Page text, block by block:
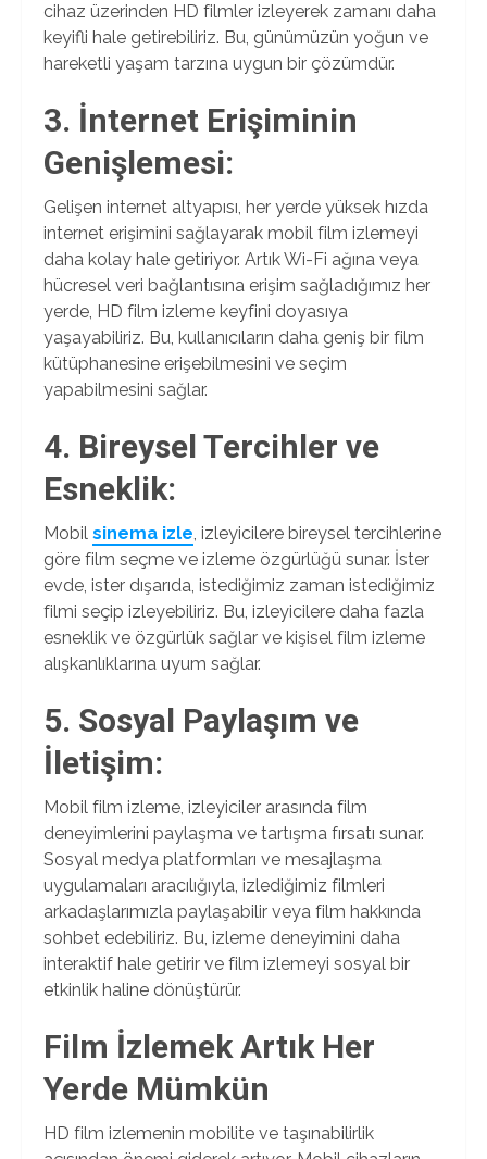
cihaz üzerinden HD filmler izleyerek zamanı daha
keyifli hale getirebiliriz. Bu, günümüzün yoğun ve
hareketli yaşam tarzına uygun bir çözümdür.
3. İnternet Erişiminin
Genişlemesi:
Gelişen internet altyapısı, her yerde yüksek hızda
internet erişimini sağlayarak mobil film izlemeyi
daha kolay hale getiriyor. Artık Wi-Fi ağına veya
hücresel veri bağlantısına erişim sağladığımız her
yerde, HD film izleme keyfini doyasıya
yaşayabiliriz. Bu, kullanıcıların daha geniş bir film
kütüphanesine erişebilmesini ve seçim
yapabilmesini sağlar.
4. Bireysel Tercihler ve
Esneklik:
Mobil sinema izle, izleyicilere bireysel tercihlerine
göre film seçme ve izleme özgürlüğü sunar. İster
evde, ister dışarıda, istediğimiz zaman istediğimiz
filmi seçip izleyebiliriz. Bu, izleyicilere daha fazla
esneklik ve özgürlük sağlar ve kişisel film izleme
alışkanlıklarına uyum sağlar.
5. Sosyal Paylaşım ve
İletişim:
Mobil film izleme, izleyiciler arasında film
deneyimlerini paylaşma ve tartışma fırsatı sunar.
Sosyal medya platformları ve mesajlaşma
uygulamaları aracılığıyla, izlediğimiz filmleri
arkadaşlarımızla paylaşabilir veya film hakkında
sohbet edebiliriz. Bu, izleme deneyimini daha
interaktif hale getirir ve film izlemeyi sosyal bir
etkinlik haline dönüştürür.
Film İzlemek Artık Her
Yerde Mümkün
HD film izlemenin mobilite ve taşınabilirlik